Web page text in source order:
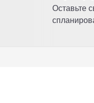
Оставьте